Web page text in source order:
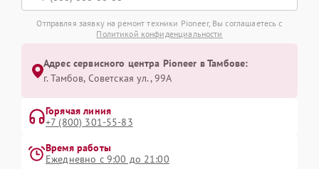
Отправляя заявку на ремонт техники Pioneer, Вы соглашаетесь с
Политикой конфиденциальности
Адрес сервисного центра Pioneer в Тамбове:
г. Тамбов, Советская ул., 99А
Горячая линия
+7 (800) 301-55-83
Время работы
Ежедневно с 9:00 до 21:00